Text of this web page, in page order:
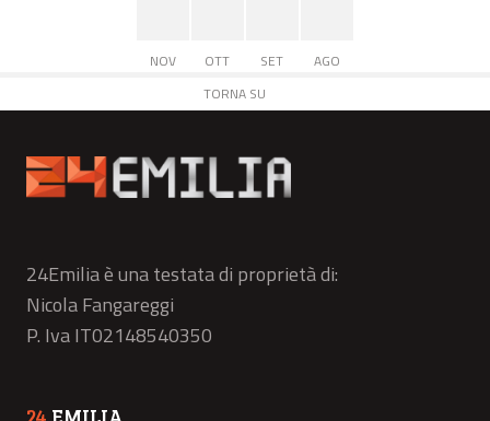
NOV OTT SET
AGO
TORNA SU
24Emilia è una testata di proprietà di:
Nicola Fangareggi
P. Iva IT02148540350